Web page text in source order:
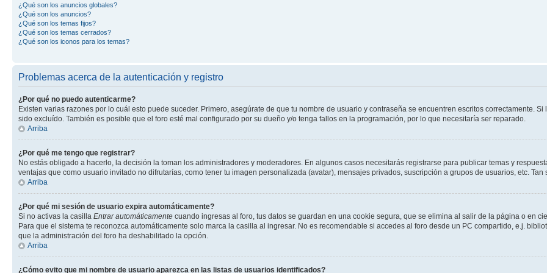
¿Qué son los anuncios globales?
¿Qué son los anuncios?
¿Qué son los temas fijos?
¿Qué son los temas cerrados?
¿Qué son los iconos para los temas?
Problemas acerca de la autenticación y registro
¿Por qué no puedo autenticarme?
Existen varias razones por lo cuál esto puede suceder. Primero, asegúrate de que tu nombre de usuario y contraseña se encuentren escritos correctamente.
sido excluído. También es posible que el foro esté mal configurado por su dueño y/o tenga fallos en la programación, por lo que necesitaría ser reparado.
Arriba
¿Por qué me tengo que registrar?
No estás obligado a hacerlo, la decisión la toman los administradores y moderadores. En algunos casos necesitarás registrarse para publicar temas y
ventajas que como usuario invitado no difrutarías, como tener tu imagen personalizada (avatar), mensajes privados, suscripción a grupos de usuarios, etc.
Arriba
¿Por qué mi sesión de usuario expira automáticamente?
Si no activas la casilla Entrar automáticamente cuando ingresas al foro, tus datos se guardan en una cookie segura, que se elimina al salir de la página o en
Para que el sistema te reconozca automáticamente solo marca la casilla al ingresar. No es recomendable si accedes al foro desde un PC compartido, e.j.
que la administración del foro ha deshabilitado la opción.
Arriba
¿Cómo evito que mi nombre de usuario aparezca en las listas de usuarios identificados?